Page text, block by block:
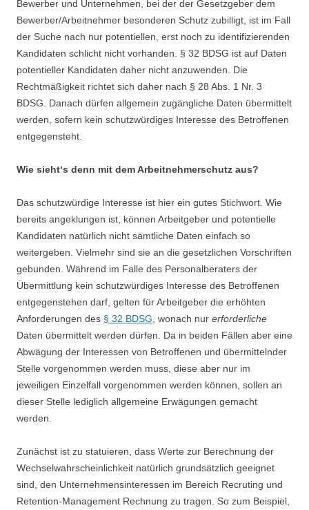
Bewerber und Unternehmen, bei der der Gesetzgeber dem
Bewerber/Arbeitnehmer besonderen Schutz zubilligt, ist im Fall
der Suche nach nur potentiellen, erst noch zu identifizierenden
Kandidaten schlicht nicht vorhanden. § 32 BDSG ist auf Daten
potentieller Kandidaten daher nicht anzuwenden. Die
Rechtmäßigkeit richtet sich daher nach § 28 Abs. 1 Nr. 3
BDSG. Danach dürfen allgemein zugängliche Daten übermittelt
werden, sofern kein schutzwürdiges Interesse des Betroffenen
entgegensteht.
Wie sieht‘s denn mit dem Arbeitnehmerschutz aus?
Das schutzwürdige Interesse ist hier ein gutes Stichwort. Wie
bereits angeklungen ist, können Arbeitgeber und potentielle
Kandidaten natürlich nicht sämtliche Daten einfach so
weitergeben. Vielmehr sind sie an die gesetzlichen Vorschriften
gebunden. Während im Falle des Personalberaters der
Übermittlung kein schutzwürdiges Interesse des Betroffenen
entgegenstehen darf, gelten für Arbeitgeber die erhöhten
Anforderungen des § 32 BDSG , wonach nur erforderliche
Daten übermittelt werden dürfen. Da in beiden Fällen aber eine
Abwägung der Interessen von Betroffenen und übermittelnder
Stelle vorgenommen werden muss, diese aber nur im
jeweiligen Einzelfall vorgenommen werden können, sollen an
dieser Stelle lediglich allgemeine Erwägungen gemacht
werden.
Zunächst ist zu statuieren, dass Werte zur Berechnung der
Wechselwahrscheinlichkeit natürlich grundsätzlich geeignet
sind, den Unternehmensinteressen im Bereich Recruting und
Retention-Management Rechnung zu tragen. So zum Beispiel,